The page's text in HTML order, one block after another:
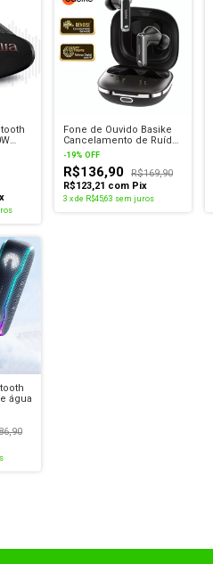
Fone de Ouvido Basike
Cancelamento de Ruído
Bluetooth V5.4 TWS
Controle por Toque 4
Microfones Redução de
Ruído em Chamadas
-19% OFF
R$136,90
R$169,90
R$123,21 com Pix
3 x de R$45,63 sem juros
água